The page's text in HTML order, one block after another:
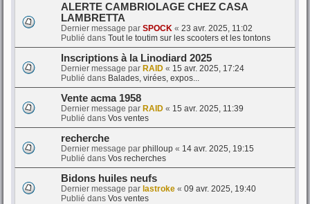
ALERTE CAMBRIOLAGE CHEZ CASA
LAMBRETTA
Dernier message par SPOCK « 23 avr. 2025, 11:02
Publié dans Tout le toutim sur les scooters et les tontons
Inscriptions à la Linodiard 2025
Dernier message par RAID « 15 avr. 2025, 17:24
Publié dans Balades, virées, expos...
Vente acma 1958
Dernier message par RAID « 15 avr. 2025, 11:39
Publié dans Vos ventes
recherche
Dernier message par philloup « 14 avr. 2025, 19:15
Publié dans Vos recherches
Bidons huiles neufs
Dernier message par lastroke « 09 avr. 2025, 19:40
Publié dans Vos ventes